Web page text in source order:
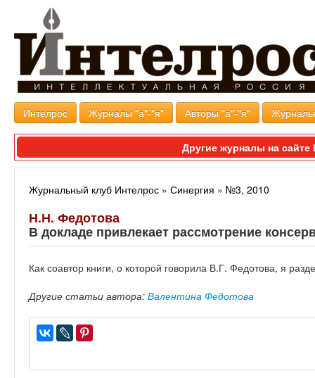
Интелрос Журналы "а"-"я" Авторы "а"-"я"
Другие журналы на
Журнальный клуб Интелрос » Синергия » №3, 2010
Н.Н. Федотова
В докладе привлекает рассмотрение
Как соавтор книги, о которой говорила В.Г. Федотова, я
Другие статьи автора: Валентина Федотова